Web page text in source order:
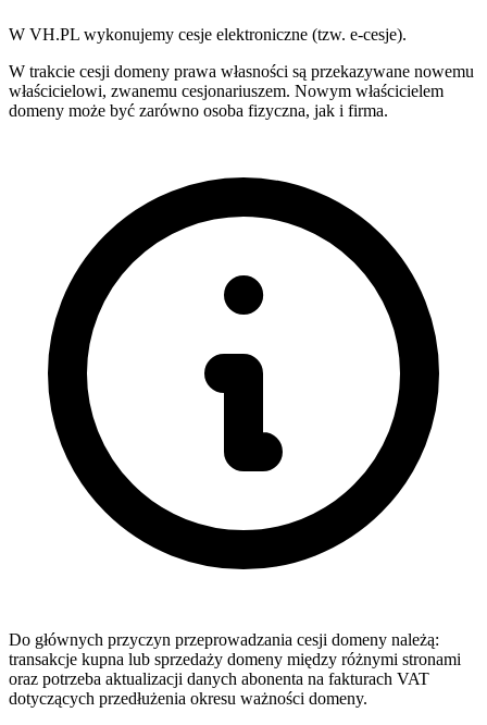
W VH.PL wykonujemy cesje elektroniczne (tzw. e-cesje).
W trakcie cesji domeny prawa własności są przekazywane nowemu
właścicielowi, zwanemu cesjonariuszem. Nowym właścicielem
domeny może być zarówno osoba fizyczna, jak i firma.
Do głównych przyczyn przeprowadzania cesji domeny należą:
transakcje kupna lub sprzedaży domeny między różnymi stronami
oraz potrzeba aktualizacji danych abonenta na fakturach VAT
dotyczących przedłużenia okresu ważności domeny.